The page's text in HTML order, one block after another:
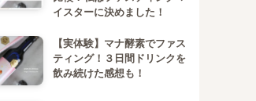
イスターに決めました！
【実体験】マナ酵素でファス
ティング！３日間ドリンクを
飲み続けた感想も！